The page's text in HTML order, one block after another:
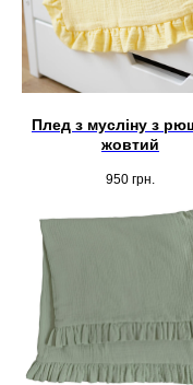
Плед з мусліну з
жовтий
950 грн.